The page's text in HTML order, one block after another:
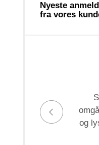
Nyeste
fra vores
og